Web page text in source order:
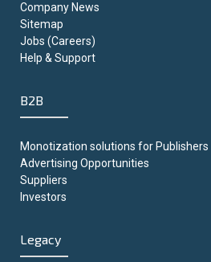
Company News
Sitemap
Jobs (Careers)
Help & Support
B2B
Monotization solutions for Publishers
Advertising Opportunities
Suppliers
Investors
Legacy